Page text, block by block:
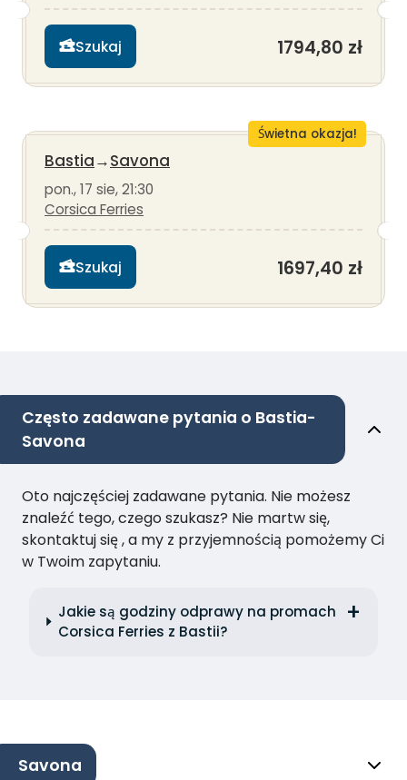
Szukaj 1794,80 zł
Świetna okazja!
Bastia→Savona
pon., 17 sie, 21:30
Corsica Ferries
Szukaj 1697,40 zł
Często zadawane pytania o Bastia-
Savona
Oto najczęściej zadawane pytania. Nie możesz
znaleźć tego, czego szukasz? Nie martw się,
skontaktuj się , a my z przyjemnością pomożemy Ci
w Twoim zapytaniu.
Jakie są godziny odprawy na promach
Corsica Ferries z Bastii?
Savona